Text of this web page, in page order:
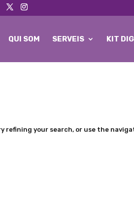
QUI SOM SERVEIS KIT
refining your search, or use the